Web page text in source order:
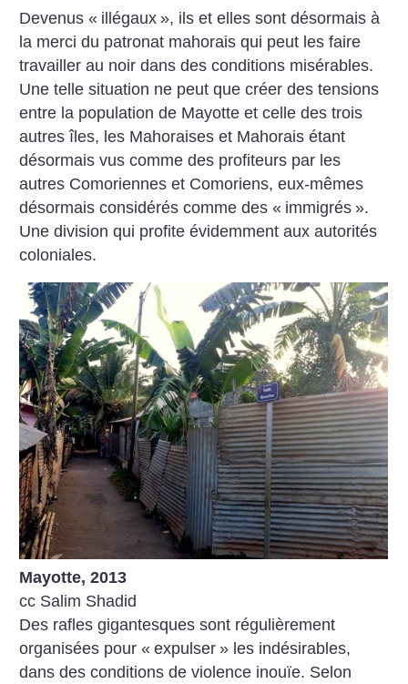
Devenus « illégaux », ils et elles sont désormais à
la merci du patronat mahorais qui peut les faire
travailler au noir dans des conditions misérables.
Une telle situation ne peut que créer des tensions
entre la population de Mayotte et celle des trois
autres îles, les Mahoraises et Mahorais étant
désormais vus comme des profiteurs par les
autres Comoriennes et Comoriens, eux-mêmes
désormais considérés comme des « immigrés ».
Une division qui profite évidemment aux autorités
coloniales.
Mayotte, 2013
cc Salim Shadid
Des rafles gigantesques sont régulièrement
organisées pour « expulser » les indésirables,
dans des conditions de violence inouïe. Selon